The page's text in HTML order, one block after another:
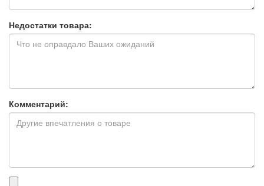
Недостатки товара:
Комментарий:
Прикрепленные